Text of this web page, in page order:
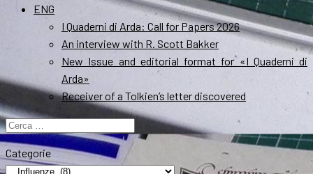
ENG
I Quaderni di Arda: Call for Papers 2026
An interview with R. Scott Bakker
New Issue and editorial format for «I Quaderni di
Arda»
Receiver of a Tolkien’s letter discovered
Ricerca
per:
Categorie